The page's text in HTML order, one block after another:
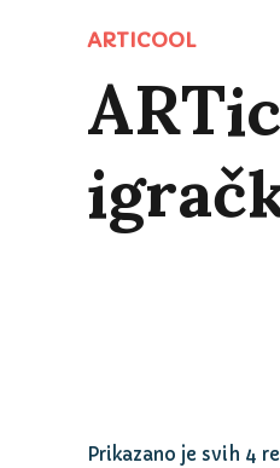
ARTICOOL
Prikazano je svih 4